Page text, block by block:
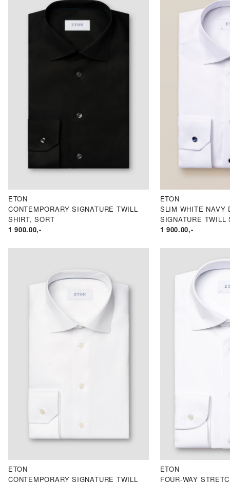
ETON
CONTEMPORARY SIGNATURE TWILL
SHIRT, SORT
1 900.00,-
ETON
SLIM WHITE NAVY
SIGNATURE TWILL
1 900.00,-
ETON
CONTEMPORARY SIGNATURE TWILL
ETON
FOUR-WAY